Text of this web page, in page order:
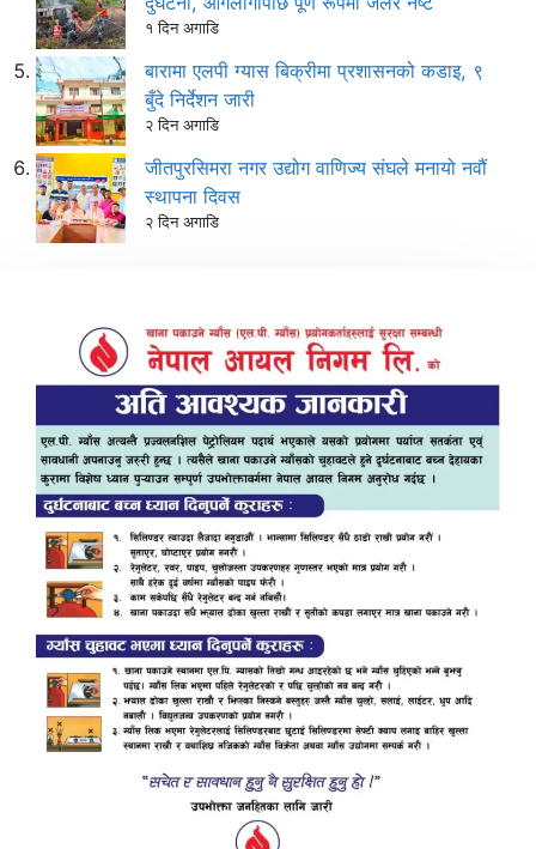
१ दिन अगाडि
बारामा एलपी ग्यास बिक्रीमा प्रशासनको कडाइ, ९
बुँदे निर्देशन जारी
२ दिन अगाडि
जीतपुरसिमरा नगर उद्योग वाणिज्य संघले मनायो नवौं
स्थापना दिवस
२ दिन अगाडि